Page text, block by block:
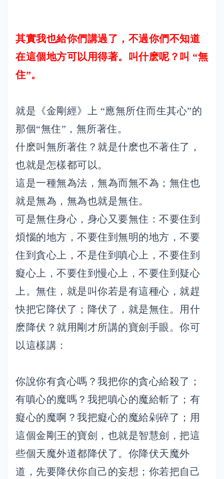
其實我也給你們講過了，不過你們不知道
在這個地方可以用得著。叫什麽呢？叫 “無
住”。
就是《金剛經》上 “應無所住而生其心”的
那個“無住”，無所著住。
什麽叫無所著住？就是什麽也不著住了，
也就是怎樣都可以。
這是一種無為法，無為而無不為；無住也
就是無為，無為也就是無住。
可是無住身心，身心又要無住：不要住到
煩惱的地方，不要住到無明的地方，不要
住到貪心上，不是住到嗔心上，不要住到
癡心上，不要住到慢心上，不要住到疑心
上。無住，就是叫你若是有這種心，就趕
快把它降伏了；降伏了，就是無住。用什
麽降伏？就用剛才所講的寶劍手眼。你可
以這樣講：
你說你有貪心嗎？我把你的貪心給殺了；
有嗔心的魔嗎？我把嗔心的魔給斬了；有
癡心的魔啊？我把癡心的魔給剁碎了；用
這個金剛王的寶劍，也就是智慧劍，把這
些個天魔外道都降伏了。你降伏天魔外
道，先要降伏你自己的妄想；你若把自己